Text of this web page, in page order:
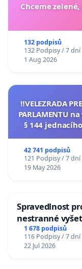
Chceme
132 podpisů
132 Podpisy / 7 dní
1 Aug 2026
‼️VELEZRADA
PARLAMENTU
§ 144
42 741 podpisů
121 Podpisy / 7 dní
19 May 2026
Spravedlnost
nestranné
1 678 podpisů
116 Podpisy / 7 dní
22 Jul 2026